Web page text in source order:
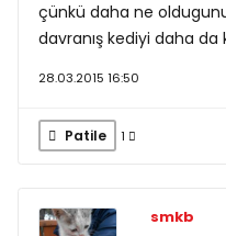
çünkü daha ne
davranış kediyi daha
28.03.2015 16:50
Patile 1
smkb